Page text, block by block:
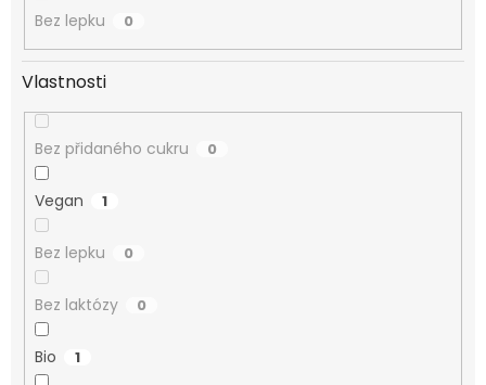
Bez lepku 0
Vlastnosti
Bez přidaného cukru 0
Vegan 1
Bez lepku 0
Bez laktózy 0
Bio 1